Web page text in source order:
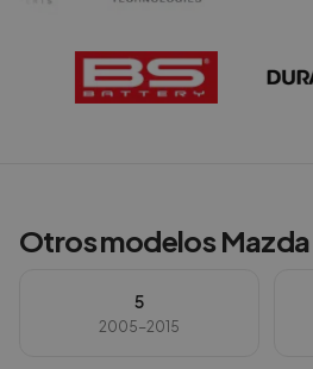
Otros modelosMazda
5
2005-2015